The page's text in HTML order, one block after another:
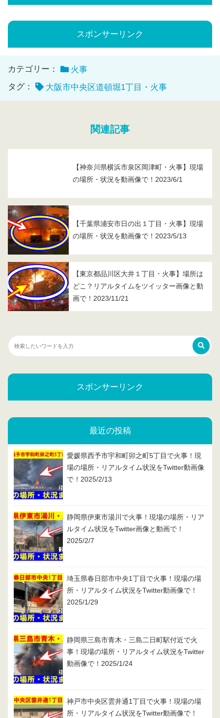
スポンサーリンク
カテゴリー：
火事
タグ：
大阪市中央区道頓堀1丁目・火事
関連記事
【神奈川県横浜市泉区岡津町・火事】現場
の場所・状況を動画像で！2023/6/1
【千葉県浦安市日の出１丁目・火事】現場
の場所・状況を動画像で！2023/5/13
【東京都品川区大井１丁目・火事】場所は
どこ？リアルタイムをツイッター画像と動
画で！2023/11/21
スポンサーリンク
最近の投稿
愛媛県西予市宇和町卯之町5丁目で火事！現
場の場所・リアルタイム状況をTwitter動画像
で！2025/2/13
静岡県伊東市湯川で火事！現場の場所・リア
ルタイム状況をTwitter画像と動画で！
2025/2/7
埼玉県春日部市中央1丁目で火事！現場の場
所・リアルタイム状況をTwitter動画像で！
2025/1/29
静岡県三島市青木・三島二日町駅付近で火
事！現場の場所・リアルタイム状況をTwitter
動画像で！2025/1/24
神戸市中央区雲井通1丁目で火事！現場の場
所・リアルタイム状況をTwitter動画像で！